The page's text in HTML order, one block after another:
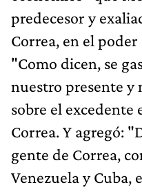
predecesor y
Correa, en el
"Como dicen, se
nuestro presente
sobre el excedente
Correa. Y agregó:
gente de Correa,
Venezuela y Cuba,